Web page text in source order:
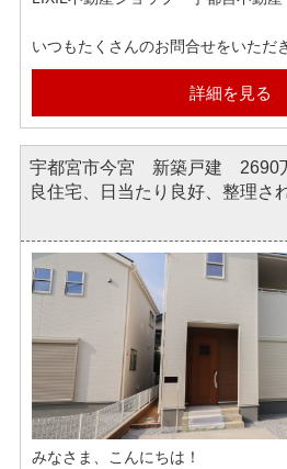
いつもたくさんのお問合せをいただ
ます！
大分気温が下がってきて我が家では
おります。
うっかり忘れがちになるのですが、
えねばと考えております。
私は横着なので、タイヤをお店に預
10日以上かかるようです。
なので、タイヤ交換はどうしても12
そうです。
それまで雪が降らない事を祈ります。
弊社では各ポータルサイトへ掲載さ
ご紹介可能でございます。
もしインターネットで気になる物件
お気軽にお申しつけくださいませ。
詳細を見る
宇都宮市今宮 新築戸建
良住宅、日当たり良好、整理さ
みなさま、こんにちは！